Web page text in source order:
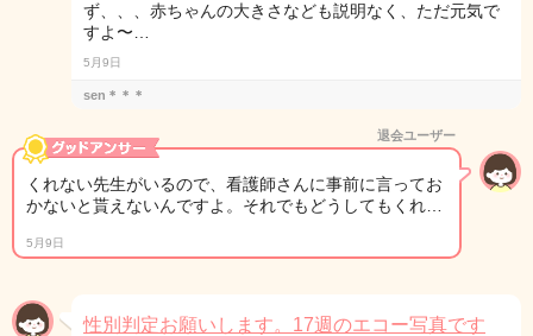
ず、、、赤ちゃんの大きさなども説明なく、ただ元気で
すよ〜…
5月9日
sen＊＊＊
退会ユーザー
くれない先生がいるので、看護師さんに事前に言ってお
かないと貰えないんですよ。それでもどうしてもくれ…
5月9日
性別判定お願いします。17週のエコー写真です